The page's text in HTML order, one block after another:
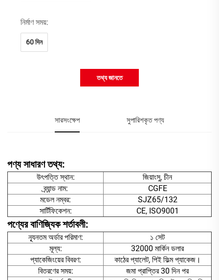
নির্মাণ সময়:
60 দিন
তথ্য জানতে
সারসংক্ষেপ সুপারিশকৃত পণ্য
পণ্য সাধারণ তথ্য:
উৎপত্তি স্থান:
জিয়াংসু, চীন
ব্র্যান্ড নাম:
CGFE
মডেল নম্বর:
SJZ65/132
সার্টিফিকেশন:
CE, ISO9001
পণ্যের বাণিজ্যিক শর্তাবলী:
ন্যূনতম অর্ডার পরিমাণ:
১ সেট
মূল্য:
32000 মার্কিন ডলার
প্যাকেজিংয়ের বিবরণ:
কাঠের প্যালেট, পিই ফিল্ম প্যাকেজ।
বিতরণের সময়:
জমা প্রাপ্তির 30 দিন পর